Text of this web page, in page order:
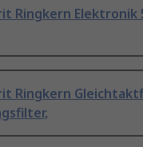
Ringkern Elektronik
Ringkern